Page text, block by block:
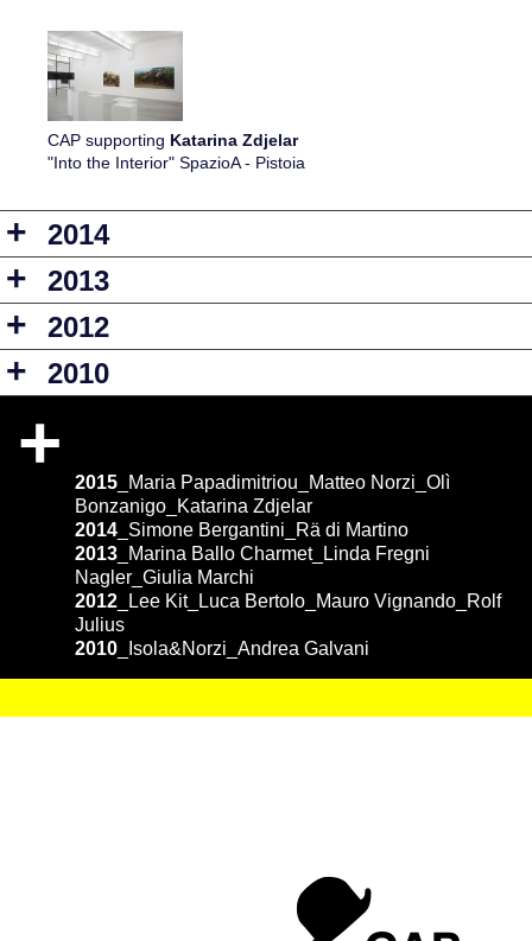
CAP supporting Katarina Zdjelar
"Into the Interior" SpazioA - Pistoia
+ 2014
+ 2013
+ 2012
+ 2010
+ 2015 Maria Papadimitriou Matteo Norzi Olì
Bonzanigo
Katarina Zdjelar
2014 Simone Bergantini
Rä di Martino
2013
Marina Ballo Charmet_
Linda Fregni
Nagler Giulia Marchi
2012
Lee Kit_ Luca Bertolo Mauro Vignando
Rolf
Julius
2010
Isola&Norzi Andrea Galvani